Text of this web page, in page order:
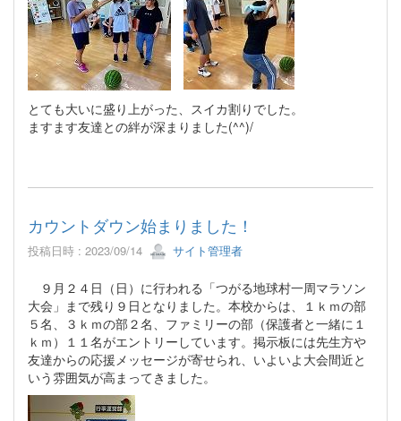
とても大いに盛り上がった、スイカ割りでした。
ますます友達との絆が深まりました(^^)/
カウントダウン始まりました！
投稿日時 : 2023/09/14 サイト管理者
９月２４日（日）に行われる「つがる地球村一周マラソン
大会」まで残り９日となりました。本校からは、１ｋｍの部
５名、３ｋｍの部２名、ファミリーの部（保護者と一緒に１
ｋｍ）１１名がエントリーしています。掲示板には先生方や
友達からの応援メッセージが寄せられ、いよいよ大会間近と
いう雰囲気が高まってきました。